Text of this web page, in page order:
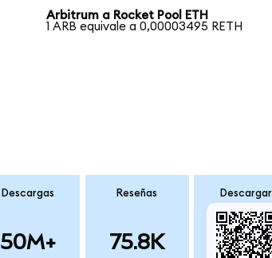
Arbitrum a Rocket Pool ETH
1 ARB equivale a 0,00003495 RETH
Descargas
50M+
Reseñas
75.8K
Descargar